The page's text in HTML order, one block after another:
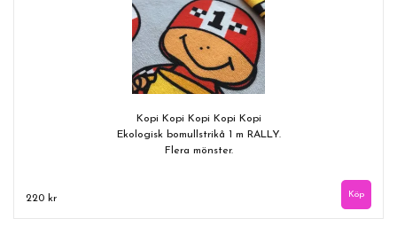
Kopi Kopi Kopi Kopi Kopi
Ekologisk bomullstrikå 1 m RALLY.
Flera mönster.
220 kr